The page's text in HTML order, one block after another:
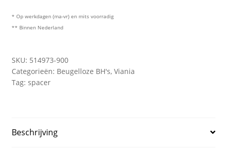
* Op werkdagen (ma-vr) en mits voorradig
** Binnen Nederland
SKU: 514973-900
Categorieën: Beugelloze BH's, Viania
Tag: spacer
Beschrijving